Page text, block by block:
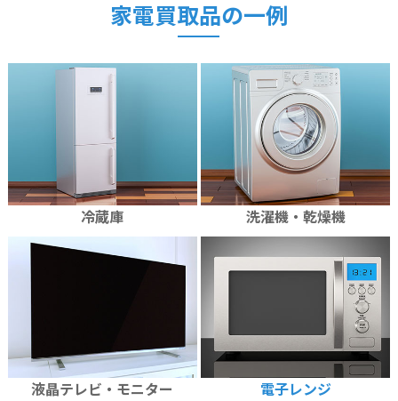
家電買取品の一例
冷蔵庫 洗濯機・乾燥機
液晶テレビ・モニター 電子レンジ